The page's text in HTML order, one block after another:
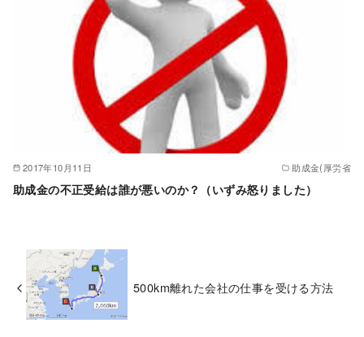
2017年10月11日 助成金(厚労省
助成金の不正受給は誰が悪いのか？（いずみ怒りました）
500km離れた会社の仕事を受ける方法